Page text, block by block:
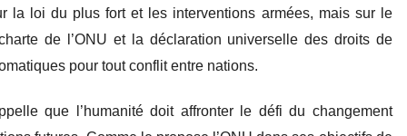
la loi du plus fort et les interventions armées, mais sur le
de l’ONU et la déclaration universelle des droits de
pour tout conflit entre nations.
que l’humanité doit affronter le défi du changement